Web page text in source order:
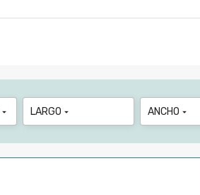
 LARGO  ANCHO 